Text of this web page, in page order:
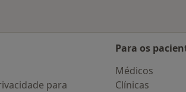
para
Para os
Médicos
Clínicas